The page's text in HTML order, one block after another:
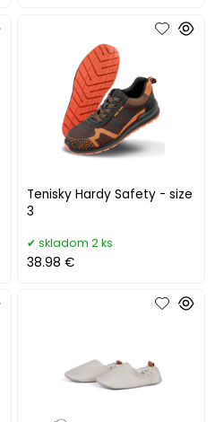
Tenisky Hardy Safety - size
3
skladom 2 ks
38.98 €